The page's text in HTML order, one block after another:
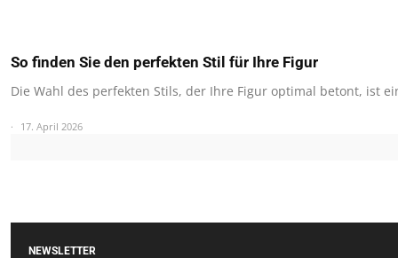
So finden Sie den perfekten Stil für Ihre Figur
Die Wahl des perfekten Stils, der Ihre Figur optimal betont, ist
17. April 2026
NEWSLETTER